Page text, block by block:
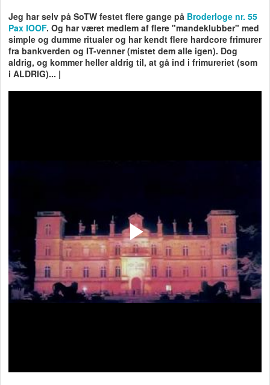
Jeg har selv på SoTW festet flere gange på Broderloge nr. 55
Pax IOOF. Og har været medlem af flere "mandeklubber" med
simple og dumme ritualer og har kendt flere hardcore frimurer
fra bankverden og IT-venner (mistet dem alle igen). Dog
aldrig, og kommer heller aldrig til, at gå ind i frimureriet (som
i ALDRIG)... |